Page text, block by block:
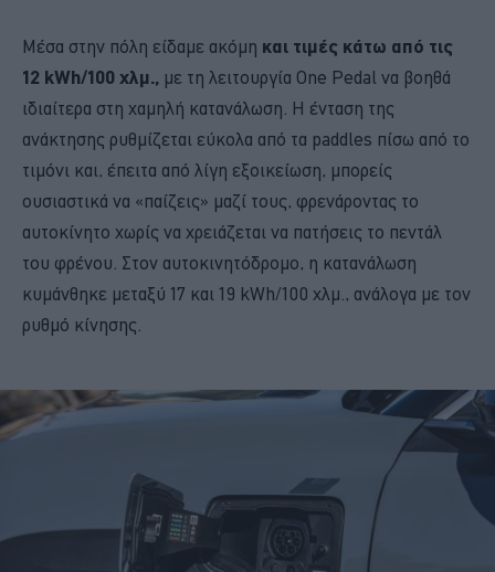
Μέσα στην πόλη είδαμε ακόμη και τιμές κάτω από τις
12 kWh/100 χλμ., με τη λειτουργία One Pedal να βοηθά
ιδιαίτερα στη χαμηλή κατανάλωση. Η ένταση της
ανάκτησης ρυθμίζεται εύκολα από τα paddles πίσω από το
τιμόνι και, έπειτα από λίγη εξοικείωση, μπορείς
ουσιαστικά να «παίζεις» μαζί τους, φρενάροντας το
αυτοκίνητο χωρίς να χρειάζεται να πατήσεις το πεντάλ
του φρένου. Στον αυτοκινητόδρομο, η κατανάλωση
κυμάνθηκε μεταξύ 17 και 19 kWh/100 χλμ., ανάλογα με τον
ρυθμό κίνησης.